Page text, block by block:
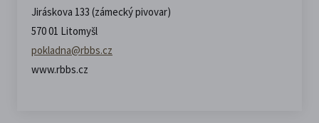
Jiráskova 133 (zámecký pivovar)
570 01 Litomyšl
pokladna@rbbs.cz
www.rbbs.cz